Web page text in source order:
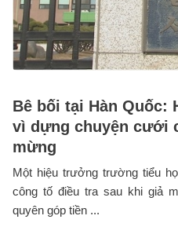
Bê bối tại Hàn
vì dựng chuyện cưới
mừng
Một hiệu trưởng trường tiểu
công tố điều tra sau khi giả
quyên góp tiền ...